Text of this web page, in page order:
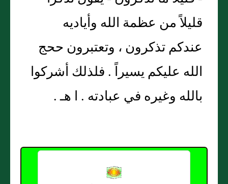
قليلاً من عظمة الله وأياديه
عندكم تذكرون ، وتعتبرون ححج
الله عليكم يسيراً . فلذلك أشركوا
بالله وغيره في عبادته . ا هـ .